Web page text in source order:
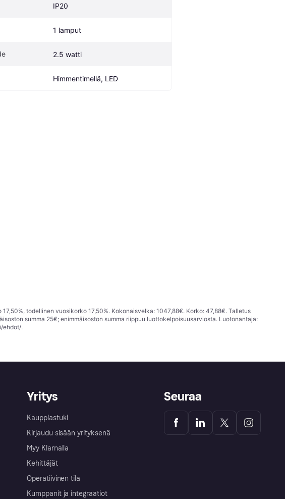
IP20
1 lamput
2.5 watti
Himmentimellä, LED
todellinen vuosikorko 17,50%. Kokonaisvelka: 1047,88€. Korko: 47,88€. Talletus
summa 25€; enimmäisoston summa riippuu luottokelpoisuusarviosta. Luotonantaja:
ehdot/.
Yritys
Kauppiastuki
Kirjaudu sisään yrityksenä
Myy Klarnalla
Kehittäjät
Operatiivinen tila
Kumppanit ja integraatiot
Seuraa